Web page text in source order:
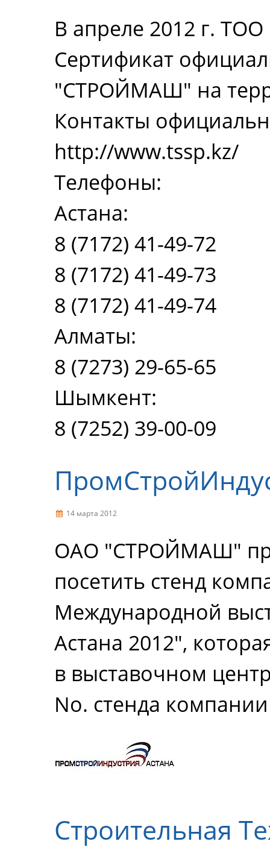
В апреле 2012 г.
Сертификат
"СТРОЙМАШ" на
Контакты
http://www.tssp.kz/
Телефоны:
Астана:
8 (7172) 41-49-72
8 (7172) 41-49-73
8 (7172) 41-49-74
Алматы:
8 (7273) 29-65-65
Шымкент:
8 (7252) 39-00-09
14 марта 2012
ОАО "СТРОЙМАШ"
посетить стенд
Международной
Астана 2012",
в выставочном
No. стенда
Строительная